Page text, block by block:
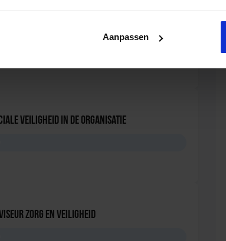
Aanpassen
Veiligheid in de Organisatie
zorg en veiligheid